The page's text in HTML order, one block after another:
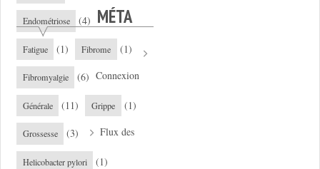
Endométriose (4)
Fatigue (1) Fibrome (1)
Fibromyalgie (6)
Générale (11) Grippe (1)
Grossesse (3)
Helicobacter pylori (1)
MÉTA
Connexion
Flux des